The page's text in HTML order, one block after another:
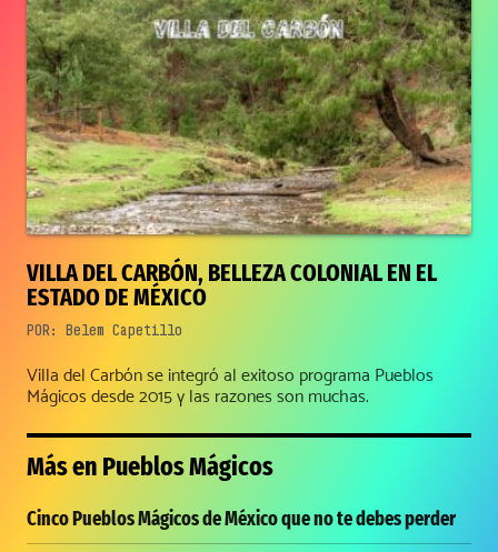
VILLA DEL CARBÓN, BELLEZA COLONIAL EN EL
ESTADO DE MÉXICO
POR: Belem Capetillo
Villa del Carbón se integró al exitoso programa Pueblos
Mágicos desde 2015 y las razones son muchas.
Más en Pueblos Mágicos
Cinco Pueblos Mágicos de México que no te debes perder